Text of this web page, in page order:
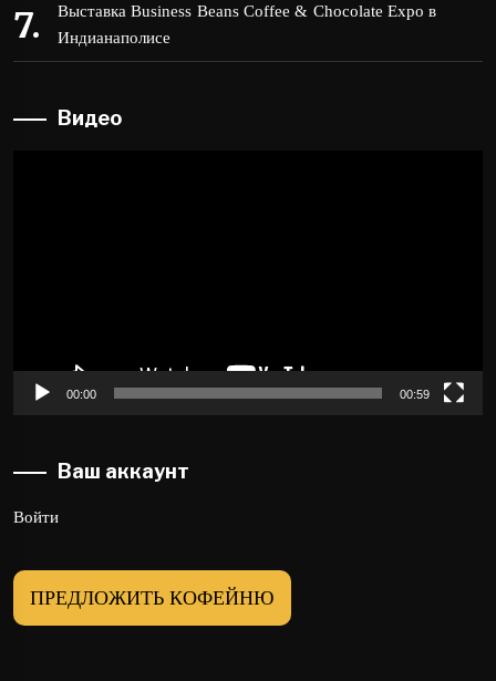
Выставка Business Beans Coffee & Chocolate Expo в
Индианаполисе
Видео
00:00 00:59
Ваш аккаунт
Войти
ПРЕДЛОЖИТЬ КОФЕЙНЮ